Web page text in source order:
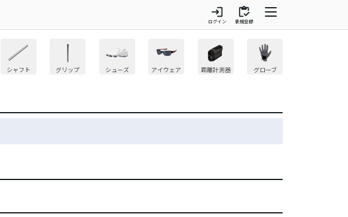
login
ログイン
inventory
新規登録
シャフト グリップ シューズ アイウェア 距離計測器 グローブ